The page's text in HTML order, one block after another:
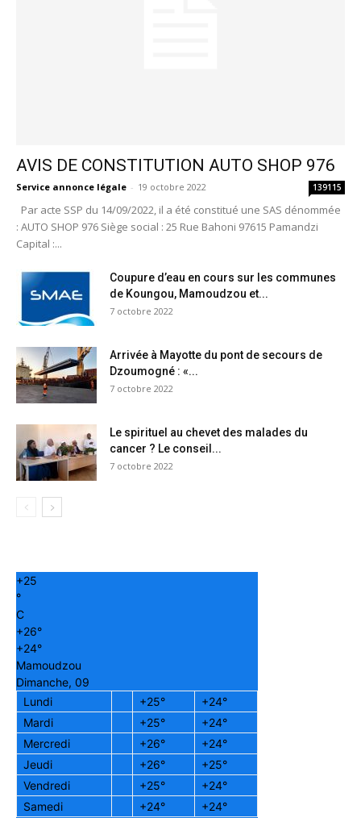
AVIS DE CONSTITUTION AUTO SHOP 976
Service annonce légale - 19 octobre 2022 139115
Par acte SSP du 14/09/2022, il a été constitué une SAS dénommée
: AUTO SHOP 976 Siège social : 25 Rue Bahoni 97615 Pamandzi
Capital :...
Coupure d’eau en cours sur les communes
de Koungou, Mamoudzou et...
7 octobre 2022
Arrivée à Mayotte du pont de secours de
Dzoumogné : «...
7 octobre 2022
Le spirituel au chevet des malades du
cancer ? Le conseil...
7 octobre 2022
+25
°
C
+26°
+24°
Mamoudzou
Dimanche, 09
Lundi
+25° +24°
Mardi
+25° +24°
Mercredi
+26° +24°
Jeudi
+26° +25°
Vendredi
+25° +24°
Samedi
+24° +24°